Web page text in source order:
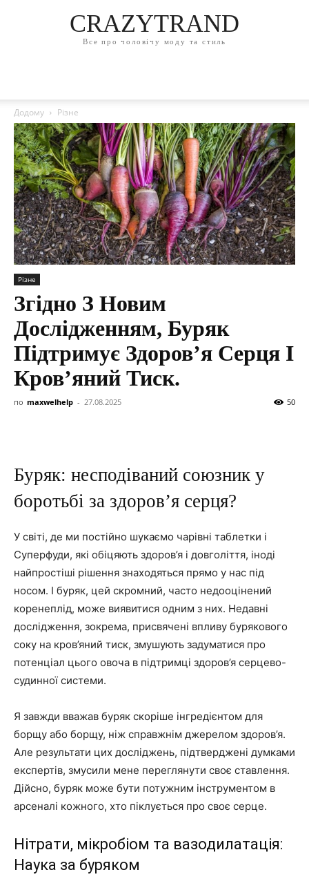
CRAZYTRAND
Все про чоловічу моду та стиль
Додому Різне
Різне
Згідно З Новим
Дослідженням, Буряк
Підтримує Здоров’я Серця І
Кров’яний Тиск.
по maxwelhelp - 27.08.2025 50
Буряк: несподіваний союзник у
боротьбі за здоров’я серця?
У світі, де ми постійно шукаємо чарівні таблетки і
Суперфуди, які обіцяють здоров’я і довголіття, іноді
найпростіші рішення знаходяться прямо у нас під
носом. І буряк, цей скромний, часто недооцінений
коренеплід, може виявитися одним з них. Недавні
дослідження, зокрема, присвячені впливу бурякового
соку на кров’яний тиск, змушують задуматися про
потенціал цього овоча в підтримці здоров’я серцево-
судинної системи.
Я завжди вважав буряк скоріше інгредієнтом для
борщу або борщу, ніж справжнім джерелом здоров’я.
Але результати цих досліджень, підтверджені думками
експертів, змусили мене переглянути своє ставлення.
Дійсно, буряк може бути потужним інструментом в
арсеналі кожного, хто піклується про своє серце.
Нітрати, мікробіом та вазодилатація:
Наука за буряком